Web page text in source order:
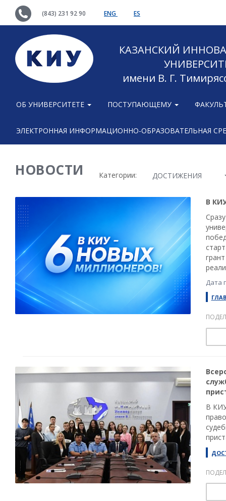
(843) 231 92 90 ENG ES
КАЗАНСКИЙ
имени В. Г.
ОБ УНИВЕРСИТЕТЕ ПОСТУПАЮЩЕМУ
ЭЛЕКТРОННАЯ ИНФОРМАЦИОННО-ОБРАЗОВАТЕЛЬНАЯ
НОВОСТИ Категории: ДОСТИЖЕНИЯ
В
Дата
В